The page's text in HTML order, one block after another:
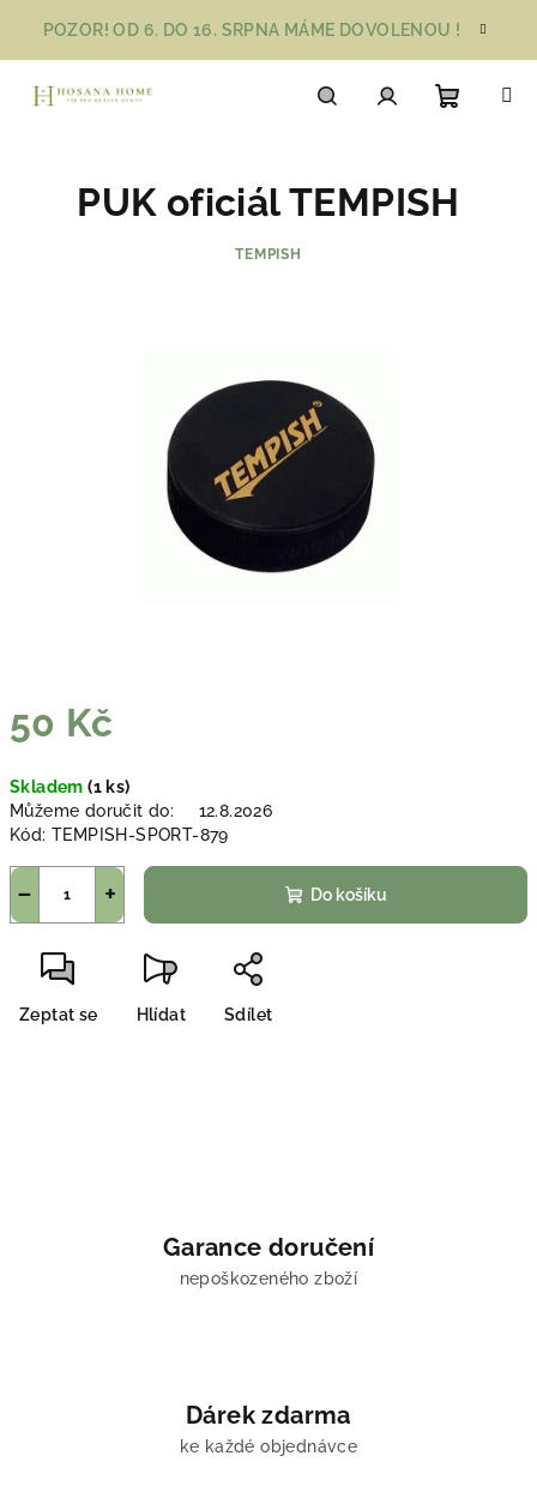
obsah
POZOR! OD 6. DO 16. SRPNA MÁME DOVOLENOU !
košík
50 Kč
cena:
Skladem(1 ks)
Můžeme doručit do:
12.8.2026
Kód: TEMPISH-SPORT-879
+
− Do košíku
Zeptat se Hlídat Sdílet
PUK oficiál TEMPISH
TEMPISH
Garance doručení
nepoškozeného zboží
Dárek zdarma
ke každé objednávce